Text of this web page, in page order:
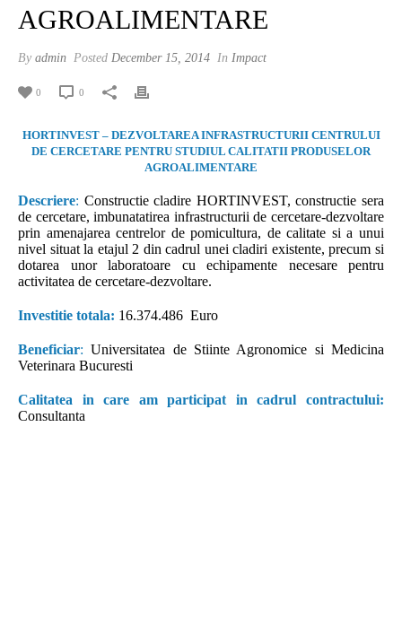
AGROALIMENTARE
By admin Posted December 15, 2014 In Impact
0 0
HORTINVEST – DEZVOLTAREA INFRASTRUCTURII CENTRULUI
DE CERCETARE PENTRU STUDIUL CALITATII PRODUSELOR
AGROALIMENTARE
Descriere: Constructie cladire HORTINVEST, constructie sera
de cercetare, imbunatatirea infrastructurii de cercetare-dezvoltare
prin amenajarea centrelor de pomicultura, de calitate si a unui
nivel situat la etajul 2 din cadrul unei cladiri existente, precum si
dotarea unor laboratoare cu echipamente necesare pentru
activitatea de cercetare-dezvoltare.
Investitie totala: 16.374.486 Euro
Beneficiar: Universitatea de Stiinte Agronomice si Medicina
Veterinara Bucuresti
Calitatea in care am participat in cadrul contractului:
Consultanta